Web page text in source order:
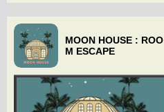
MOON HOUSE : ROO
M ESCAP‪E